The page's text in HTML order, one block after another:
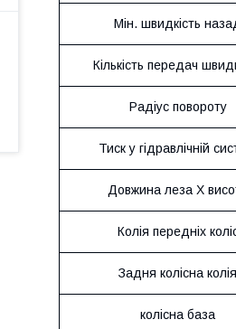
Мін. швидкість
Кількість передач
Радіус повороту
Тиск у гідравлічній
Довжина леза X
Колія передніх
Задня колісна колія
колісна база